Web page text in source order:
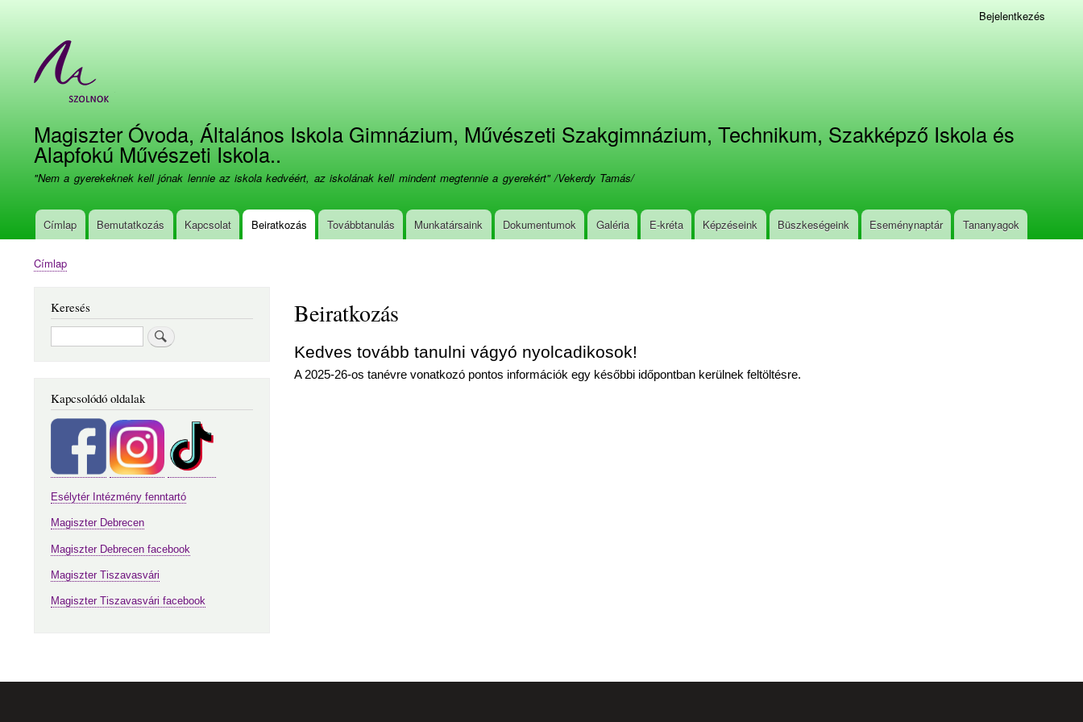
menüje
Bejelentkezés
Magiszter Óvoda, Általános Iskola Gimnázium, Művészeti Szakgimnázium, Technikum, Szakképző Iskola és
Alapfokú Művészeti Iskola..
"Nem a gyerekeknek kell jónak lennie az iskola kedvéért, az iskolának kell mindent megtennie a gyerekért" /Vekerdy Tamás/
Címlap Bemutatkozás Kapcsolat Beiratkozás Továbbtanulás Munkatársaink Dokumentumok Galéria E-kréta Képzéseink Büszkeségeink Eseménynaptár Tananyagok
Morzsa
Címlap
Beiratkozás
Kedves tovább tanulni vágyó nyolcadikosok!
A 2025-26-os tanévre vonatkozó pontos információk egy későbbi időpontban kerülnek feltöltésre.
Keresés
Keresés
Kapcsolódó oldalak
Esélytér Intézmény fenntartó
Magiszter Debrecen
Magiszter Debrecen facebook
Magiszter Tiszavasvári
Magiszter Tiszavasvári facebook